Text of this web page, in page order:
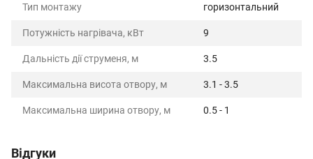
Тип монтажу горизонтальний
Потужність нагрівача, кВт 9
Дальність дії струменя, м 3.5
Максимальна висота отвору, м 3.1 - 3.5
Максимальна ширина отвору, м 0.5 - 1
Відгуки